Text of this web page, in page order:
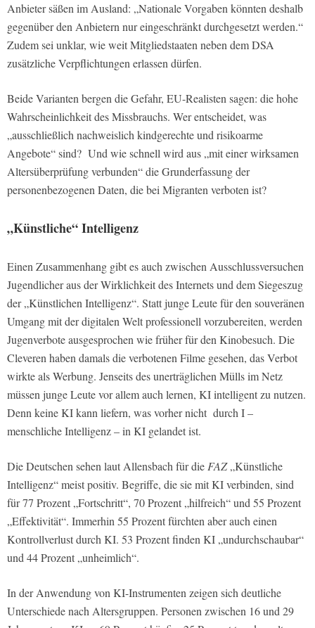
Anbieter säßen im Ausland: „Nationale Vorgaben könnten deshalb
gegenüber den Anbietern nur eingeschränkt durchgesetzt werden.“
Zudem sei unklar, wie weit Mitgliedstaaten neben dem DSA
zusätzliche Verpflichtungen erlassen dürfen.
Beide Varianten bergen die Gefahr, EU-Realisten sagen: die hohe
Wahrscheinlichkeit des Missbrauchs. Wer entscheidet, was
„ausschließlich nachweislich kindgerechte und risikoarme
Angebote“ sind? Und wie schnell wird aus „mit einer wirksamen
Altersüberprüfung verbunden“ die Grunderfassung der
personenbezogenen Daten, die bei Migranten verboten ist?
„Künstliche“ Intelligenz
Einen Zusammenhang gibt es auch zwischen Ausschlussversuchen
Jugendlicher aus der Wirklichkeit des Internets und dem Siegeszug
der „Künstlichen Intelligenz“. Statt junge Leute für den souveränen
Umgang mit der digitalen Welt professionell vorzubereiten, werden
Jugenverbote ausgesprochen wie früher für den Kinobesuch. Die
Cleveren haben damals die verbotenen Filme gesehen, das Verbot
wirkte als Werbung. Jenseits des unerträglichen Mülls im Netz
müssen junge Leute vor allem auch lernen, KI intelligent zu nutzen.
Denn keine KI kann liefern, was vorher nicht durch I –
menschliche Intelligenz – in KI gelandet ist.
Die Deutschen sehen laut Allensbach für die FAZ„Künstliche
Intelligenz“ meist positiv. Begriffe, die sie mit KI verbinden, sind
für 77 Prozent „Fortschritt“, 70 Prozent „hilfreich“ und 55 Prozent
„Effektivität“. Immerhin 55 Prozent fürchten aber auch einen
Kontrollverlust durch KI. 53 Prozent finden KI „undurchschaubar“
und 44 Prozent „unheimlich“.
In der Anwendung von KI-Instrumenten zeigen sich deutliche
Unterschiede nach Altersgruppen. Personen zwischen 16 und 29